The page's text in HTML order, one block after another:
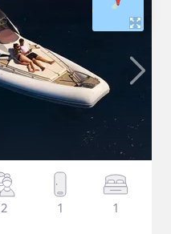
2 1 1